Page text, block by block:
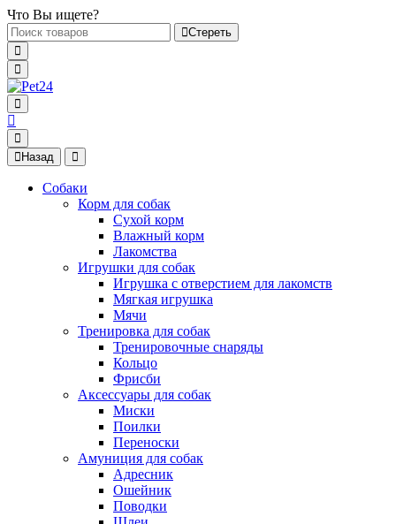
Что Вы ищете?
Стереть
Назад
Собаки
Корм для собак
Сухой корм
Влажный корм
Лакомства
Игрушки для собак
Игрушка с отверстием для лакомств
Мягкая игрушка
Мячи
Тренировка для собак
Тренировочные снаряды
Кольцо
Фрисби
Аксессуары для собак
Миски
Поилки
Переноски
Амуниция для собак
Адресник
Ошейник
Поводки